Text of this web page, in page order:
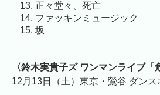
正々堂々、死亡
ファッキンミュージック
坂
〈鈴木実貴子ズ ワンマンライブ「
12月13日（土）東京・鶯谷 ダン